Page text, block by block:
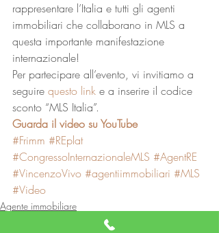
rappresentare l’Italia e tutti gli agenti
immobiliari che collaborano in MLS a
questa importante manifestazione
internazionale!
Per partecipare all’evento, vi invitiamo a
seguire questo link e a inserire il codice
sconto “MLS Italia”.
Guarda il video su YouTube
#Frimm #REplat
#CongressoInternazionaleMLS #AgentRE
#VincenzoVivo #agentiimmobiliari #MLS
#Video
Agente immobiliare